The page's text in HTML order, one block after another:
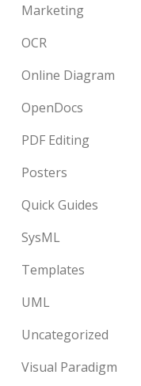
Marketing
OCR
Online Diagram
OpenDocs
PDF Editing
Posters
Quick Guides
SysML
Templates
UML
Uncategorized
Visual Paradigm